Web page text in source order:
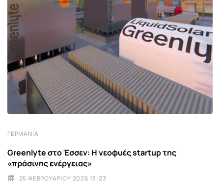
ΓΕΡΜΑΝΊΑ
Greenlyte στο Έσσεν: Η νεοφυές startup της
«πράσινης ενέργειας»
25 ΦΕΒΡΟΥΑΡΊΟΥ 2026 13:23